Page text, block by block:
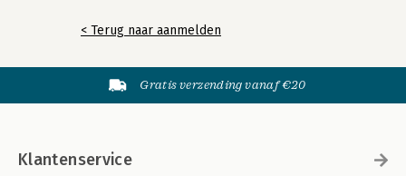
< Terug naar aanmelden
Gratis verzending vanaf €20
Klantenservice